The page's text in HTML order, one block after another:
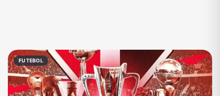
Notícias Outros Política Profissões
FUTEBOL